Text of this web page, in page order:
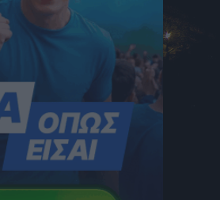
νούμερο που επέλεξε ο
12:38
Κατσούρη το ΑΕΚ –
12:22
τρύπησαν και
στο κέντρο της πόλης
12:15